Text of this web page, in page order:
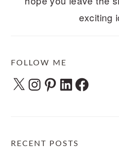
exciting
FOLLOW ME
X Instagram
Pinterest
LinkedInFacebook
RECENT POSTS